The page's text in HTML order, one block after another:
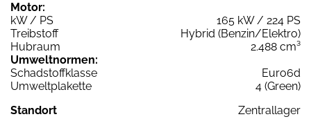
Motor:
kW / PS
165 kW / 224 PS
Treibstoff
Hybrid (Benzin/Elektro)
Hubraum
2.488 cm³
Umweltnormen:
Schadstoffklasse
Euro6d
Umweltplakette
4 (Green)
Standort
Zentrallager